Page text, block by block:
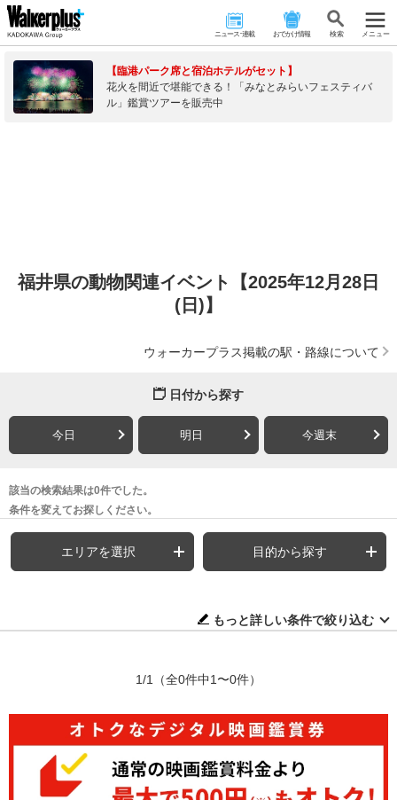
ニュース･連載 おでかけ情報 検 索 メニュー
【臨港パーク席と宿泊ホテルがセット】
花火を間近で堪能できる！「みなとみらいフェスティバ
ル」鑑賞ツアーを販売中
福井県の動物関連イベント【2025年12月28日
(日)】
ウォーカープラス掲載の駅・路線について
日付から探す
今日 明日 今週末
該当の検索結果は0件でした。
条件を変えてお探しください。
エリアを選択 目的から探す
もっと詳しい条件で絞り込む
1/1 （全0件中1〜0件）